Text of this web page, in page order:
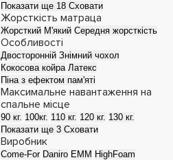
Матраци для сну на
підлозі
Показати ще 18 Сховати
Жорсткість матраца
Жорсткий М'який Середня жорсткість
Особливості
Двосторонній Знімний чохол
Кокосова койра Латекс
Піна з ефектом пам'яті
Максимальне навантаження на
спальне місце
90 кг. 100кг. 110 кг. 120 кг. 130 кг.
Показати ще 3 Сховати
Виробник
Come-For Daniro EMM HighFoam